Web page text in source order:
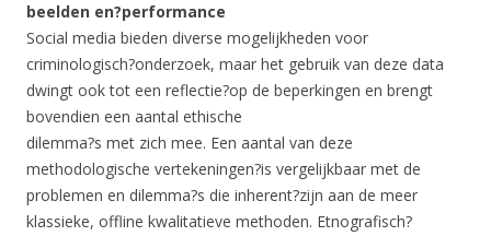
beelden en?performance
Social media bieden diverse mogelijkheden voor
criminologisch?onderzoek, maar het gebruik van deze data
dwingt ook tot een reflectie?op de beperkingen en brengt
bovendien een aantal ethische
dilemma?s met zich mee. Een aantal van deze
methodologische vertekeningen?is vergelijkbaar met de
problemen en dilemma?s die inherent?zijn aan de meer
klassieke, offline kwalitatieve methoden. Etnografisch?